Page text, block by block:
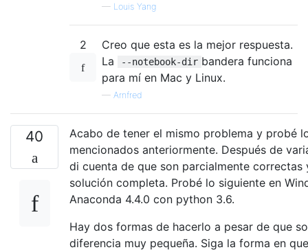
— Louis Yang
2
Creo que esta es la mejor respuesta.
La
--notebook-dir bandera funciona
para mí en Mac y Linux.
— Arnfred
40
Acabo de tener el mismo problema y probé
mencionados anteriormente. Después de
di cuenta de que son parcialmente correctas
solución completa. Probé lo siguiente en
Anaconda 4.4.0 con python 3.6.
Hay dos formas de hacerlo a pesar de que
diferencia muy pequeña. Siga la forma en